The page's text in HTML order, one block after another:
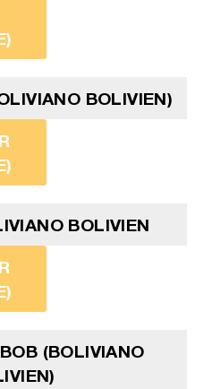
BOLIVIEN)
BOLIVIEN
(BOLIVIANO